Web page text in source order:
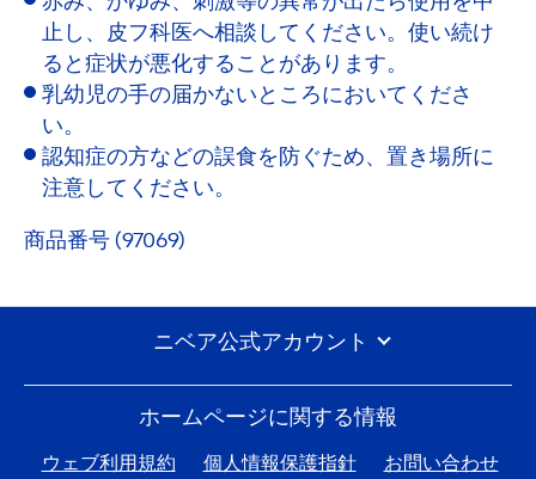
止し、皮フ科医へ相談してください。使い続け
ると症状が悪化することがあります。
乳幼児の手の届かないところにおいてくださ
い。
認知症の方などの誤食を防ぐため、置き場所に
注意してください。
商品番号 (97069)
ホームページに関する情報
ウェブ利用規約 個人情報保護指針 お問い合わせ
ニベア公式アカウント